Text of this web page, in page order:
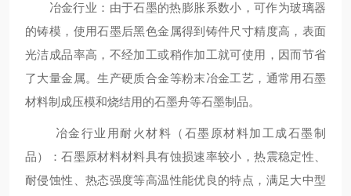
冶金行业：由于石墨的热膨胀系数小，可作为玻璃器
的铸模，使用石墨后黑色金属得到铸件尺寸精度高，表面
光洁成品率高，不经加工或稍作加工就可使用，因而节省
了大量金属。生产硬质合金等粉末冶金工艺，通常用石墨
材料制成压模和烧结用的石墨舟等石墨制品。
冶金行业用耐火材料（石墨原材料加工成石墨制
品）：石墨原材料材料具有蚀损速率较小，热震稳定性、
耐侵蚀性、热态强度等高温性能优良的特点，满足大中型